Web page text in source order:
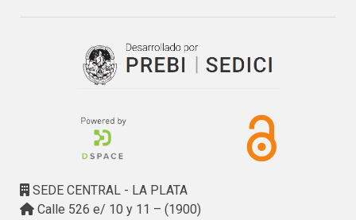
manejo de los recursos hídricos.
SEDE CENTRAL - LA PLATA
Calle 526 e/ 10 y 11 – (1900)